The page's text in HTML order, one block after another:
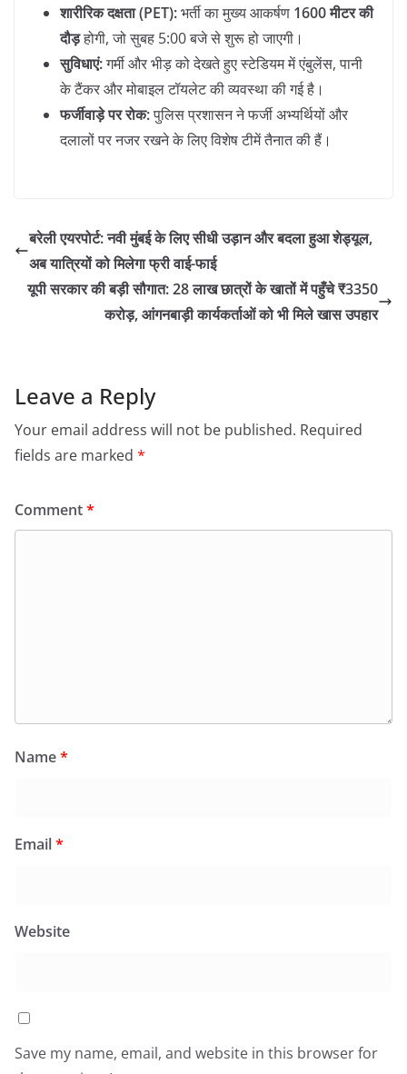
शारीरिक दक्षता (PET):भर्ती का मुख्य आकर्षण 1600 मीटर की
दौड़होगी, जो सुबह 5:00 बजे से शुरू हो जाएगी।
सुविधाएं:गर्मी और भीड़ को देखते हुए स्टेडियम में एंबुलेंस, पानी
के टैंकर और मोबाइल टॉयलेट की व्यवस्था की गई है।
फर्जीवाड़े पर रोक:पुलिस प्रशासन ने फर्जी अभ्यर्थियों और
दलालों पर नजर रखने के लिए विशेष टीमें तैनात की हैं।
बरेली एयरपोर्ट: नवी मुंबई के लिए सीधी उड़ान और बदला हुआ शेड्यूल,
अब यात्रियों को मिलेगा फ्री वाई-फाई
यूपी सरकार की बड़ी सौगात: 28 लाख छात्रों के खातों में पहुँचे ₹3350
करोड़, आंगनबाड़ी कार्यकर्ताओं को भी मिले खास उपहार
Leave a Reply
Your email address will not be published. Required
fields are marked *
Comment*
Name*
Email*
Website
Save my name, email, and website in this browser for